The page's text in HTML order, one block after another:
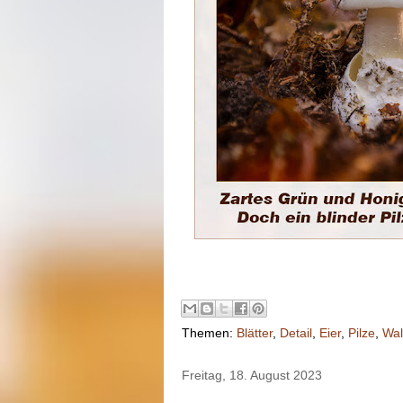
Themen: Blätter, Detail Eier, Pilze
Freitag, 18. August 2023